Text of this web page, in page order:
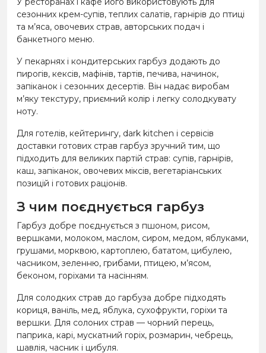
сезонних крем-супів, теплих салатів, гарнірів до птиці
та м’яса, овочевих страв, авторських подач і
банкетного меню.
У пекарнях і кондитерських гарбуз додають до
пирогів, кексів, мафінів, тартів, печива, начинок,
запіканок і сезонних десертів. Він надає виробам
м’яку текстуру, приємний колір і легку солодкувату
ноту.
Для готелів, кейтерингу, dark kitchen і сервісів
доставки готових страв гарбуз зручний тим, що
підходить для великих партій страв: супів, гарнірів,
каш, запіканок, овочевих міксів, вегетаріанських
позицій і готових раціонів.
З чим поєднується гарбуз
Гарбуз добре поєднується з пшоном, рисом,
вершками, молоком, маслом, сиром, медом, яблуками,
грушами, морквою, картоплею, бататом, цибулею,
часником, зеленню, грибами, птицею, м’ясом,
беконом, горіхами та насінням.
Для солодких страв до гарбуза добре підходять
кориця, ваніль, мед, яблука, сухофрукти, горіхи та
вершки. Для солоних страв — чорний перець,
паприка, карі, мускатний горіх, розмарин, чебрець,
шавлія, часник і цибуля.